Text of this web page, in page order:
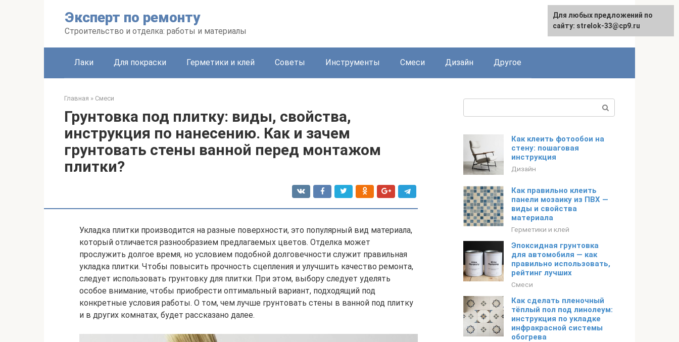
Эксперт по ремонту
Строительство и отделка: работы и материалы
Лаки Для покраски Герметики и клей Советы Инструменты Смеси Дизайн Другое
Главная » Смеси
Грунтовка под плитку: виды, свойства,
инструкция по нанесению. Как и зачем
грунтовать стены ванной перед монтажом
плитки?
Укладка плитки производится на разные поверхности, это популярный вид материала,
который отличается разнообразием предлагаемых цветов. Отделка может
прослужить долгое время, но условием подобной долговечности служит правильная
укладка плитки. Чтобы повысить прочность сцепления и улучшить качество ремонта,
следует использовать грунтовку для плитки. При этом, выбору следует уделять
особое внимание, чтобы приобрести оптимальный вариант, подходящий под
конкретные условия работы. О том, чем лучше грунтовать стены в ванной под плитку
и в других комнатах, будет рассказано далее.
Как клеить фотообои на
стену: пошаговая
инструкция
Дизайн
Как правильно клеить
панели мозаику из ПВХ —
виды и свойства
материала
Герметики и клей
Эпоксидная грунтовка
для автомобиля — как
правильно использовать,
рейтинг лучших
Смеси
Как сделать пленочный
тёплый пол под линолеум:
инструкция по укладке
инфракрасной системы
обогрева
Для любых предложений по
сайту: strelok-33@cp9.ru
Для любых предложений по
сайту: strelok-33@cp9.ru